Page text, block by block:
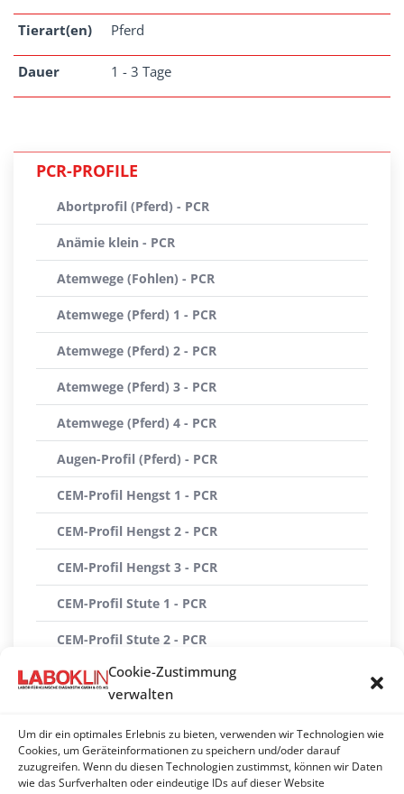
Cookie-Zustimmung
verwalten
Um dir ein optimales Erlebnis zu bieten, verwenden wir Technologien wie
Cookies, um Geräteinformationen zu speichern und/oder darauf
zuzugreifen. Wenn du diesen Technologien zustimmst, können wir Daten
wie das Surfverhalten oder eindeutige IDs auf dieser Website
Tierart(en) Pferd
Dauer 1 - 3 Tage
PCR-PROFILE
Abortprofil (Pferd) - PCR
Anämie klein - PCR
Atemwege (Fohlen) - PCR
Atemwege (Pferd) 1 - PCR
Atemwege (Pferd) 2 - PCR
Atemwege (Pferd) 3 - PCR
Atemwege (Pferd) 4 - PCR
Augen-Profil (Pferd) - PCR
CEM-Profil Hengst 1 - PCR
CEM-Profil Hengst 2 - PCR
CEM-Profil Hengst 3 - PCR
CEM-Profil Stute 1 - PCR
CEM-Profil Stute 2 - PCR
Durchfallerreger (Fohlen) - PCR
Hepatotrope Viren - PCR
Neurologie groß (Pferd)